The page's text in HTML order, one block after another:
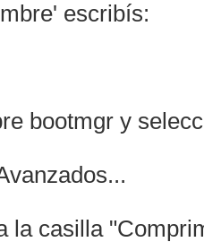
escribís:
bootmgr y
la casilla